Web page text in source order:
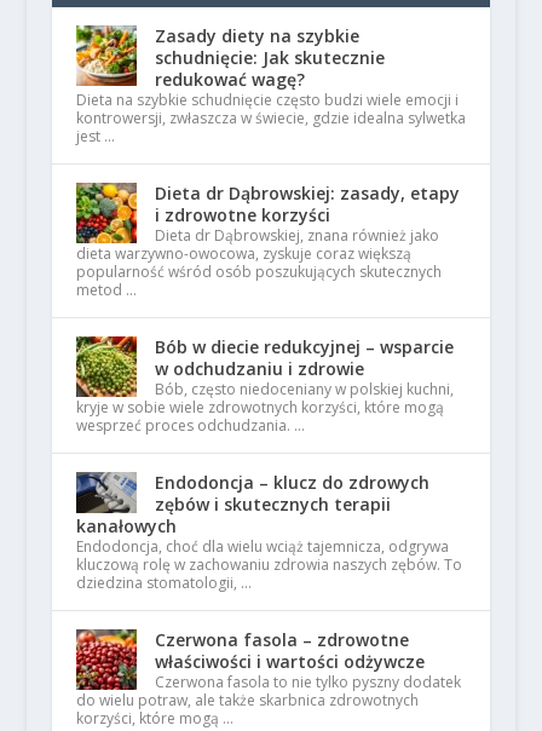
Zasady diety na szybkie
schudnięcie: Jak skutecznie
redukować wagę?
Dieta na szybkie schudnięcie często budzi wiele emocji i
kontrowersji, zwłaszcza w świecie, gdzie idealna sylwetka
jest …
Dieta dr Dąbrowskiej: zasady, etapy
i zdrowotne korzyści
Dieta dr Dąbrowskiej, znana również jako
dieta warzywno-owocowa, zyskuje coraz większą
popularność wśród osób poszukujących skutecznych
metod …
Bób w diecie redukcyjnej – wsparcie
w odchudzaniu i zdrowie
Bób, często niedoceniany w polskiej kuchni,
kryje w sobie wiele zdrowotnych korzyści, które mogą
wesprzeć proces odchudzania. …
Endodoncja – klucz do zdrowych
zębów i skutecznych terapii
kanałowych
Endodoncja, choć dla wielu wciąż tajemnicza, odgrywa
kluczową rolę w zachowaniu zdrowia naszych zębów. To
dziedzina stomatologii, …
Czerwona fasola – zdrowotne
właściwości i wartości odżywcze
Czerwona fasola to nie tylko pyszny dodatek
do wielu potraw, ale także skarbnica zdrowotnych
korzyści, które mogą …